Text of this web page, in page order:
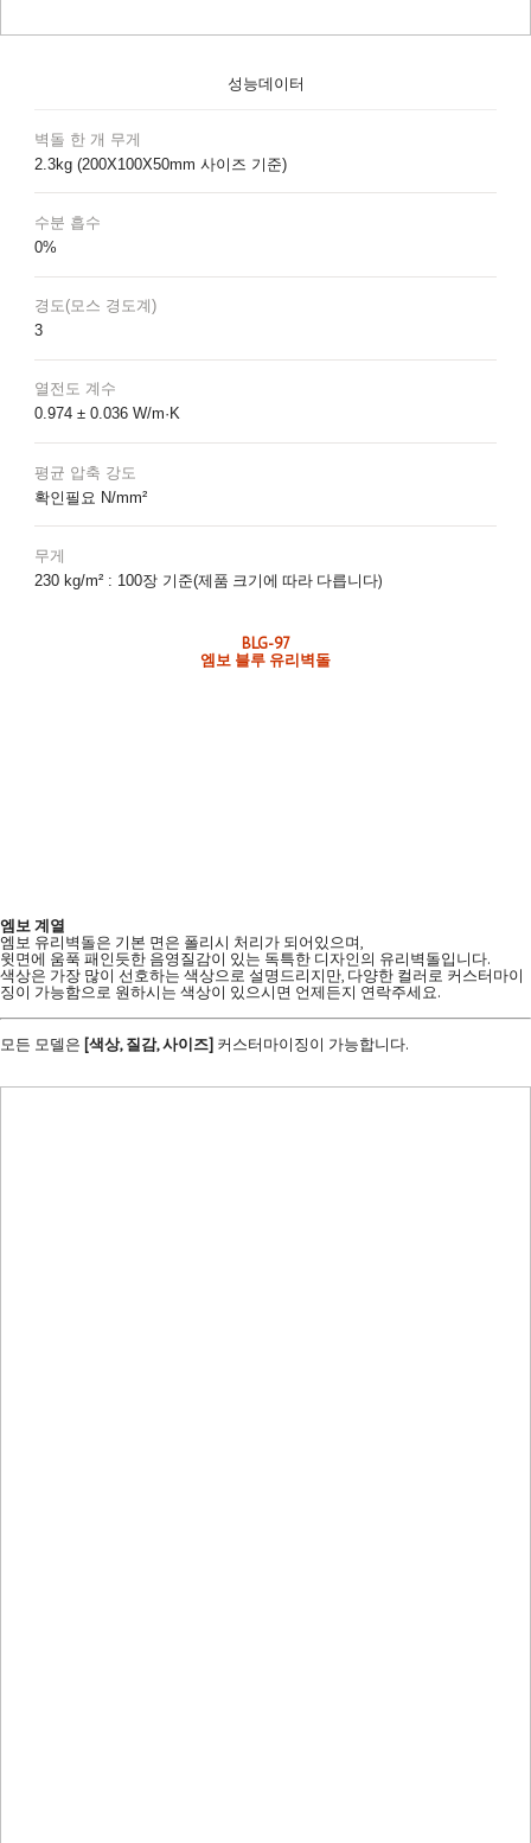
성능데이터
벽돌 한 개 무게
2.3kg (200X100X50mm 사이즈 기준)
수분 흡수
0%
경도(모스 경도계)
3
열전도 계수
0.974 ± 0.036 W/m·K
평균 압축 강도
확인필요 N/mm²
무게
230 kg/m² : 100장 기준(제품 크기에 따라 다릅니다)
BLG-97
엠보 블루 유리벽돌
엠보 계열
엠보 유리벽돌은 기본 면은 폴리시 처리가 되어있으며,
윗면에 움푹 패인듯한 음영질감이 있는 독특한 디자인의 유리벽돌입니다.
색상은 가장 많이 선호하는 색상으로 설명드리지만, 다양한 컬러로 커스터마이
징이 가능함으로 원하시는 색상이 있으시면 언제든지 연락주세요.
모든 모델은 [색상, 질감, 사이즈] 커스터마이징이 가능합니다.